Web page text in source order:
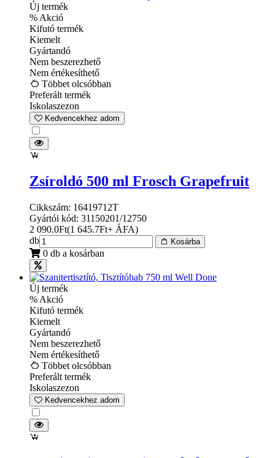
Új termék
% Akció
Kifutó termék
Kiemelt
Gyártandó
Nem beszerezhető
Nem értékesíthető
Többet olcsóbban
Preferált termék
Iskolaszezon
Kedvencekhez adom
Zsíroldó 500 ml Frosch Grapefruit
Cikkszám: 16419712T
Gyártói kód: 31150201/12750
2 090.0Ft(1 645.7Ft+ ÁFA)
db
Kosárba
0 db a kosárban
Új termék
% Akció
Kifutó termék
Kiemelt
Gyártandó
Nem beszerezhető
Nem értékesíthető
Többet olcsóbban
Preferált termék
Iskolaszezon
Kedvencekhez adom